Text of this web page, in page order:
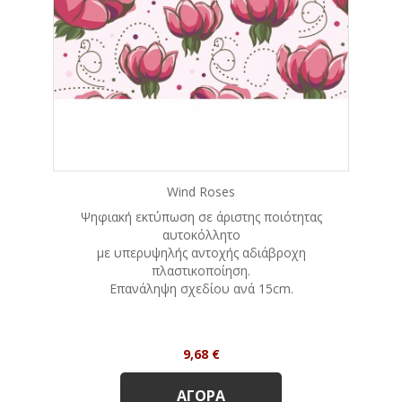
Wind Roses
Ψηφιακή εκτύπωση σε άριστης ποιότητας
αυτοκόλλητο
με υπερυψηλής αντοχής αδιάβροχη
πλαστικοποίηση.
Eπανάληψη σχεδίου ανά 15cm.
Τιμή
9,68 €
ΑΓΟΡΆ